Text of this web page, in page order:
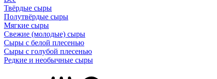
Твёрдые сыры
Полутвёрдые сыры
Мягкие сыры
Свежие (молодые) сыры
Сыры с белой плесенью
Сыры с голубой плесенью
Редкие и необычные сыры